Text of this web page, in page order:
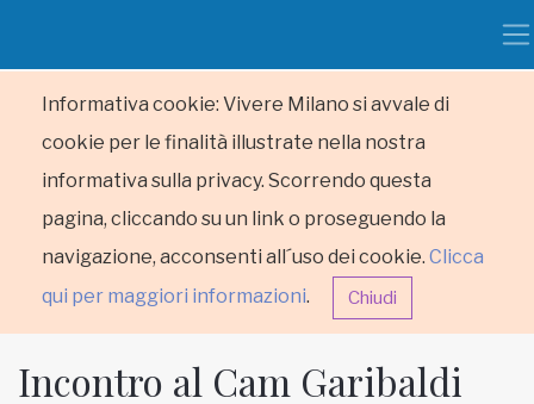
Informativa cookie: Vivere Milano si avvale di
cookie per le finalità illustrate nella nostra
informativa sulla privacy. Scorrendo questa
pagina, cliccando su un link o proseguendo la
navigazione, acconsenti all´uso dei cookie. Clicca
qui per maggiori informazioni. Chiudi
Incontro al Cam Garibaldi